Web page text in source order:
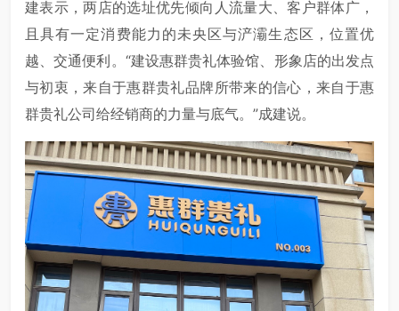
建表示，两店的选址优先倾向人流量大、客户群体广，
且具有一定消费能力的未央区与浐灞生态区，位置优
越、交通便利。“建设惠群贵礼体验馆、形象店的出发点
与初衷，来自于惠群贵礼品牌所带来的信心，来自于惠
群贵礼公司给经销商的力量与底气。”成建说。